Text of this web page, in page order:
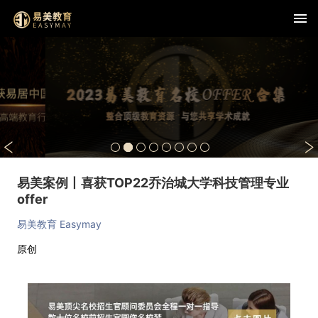
易美案例丨喜获TOP22乔治城大学科技管理专业
offer
易美教育 Easymay
原创